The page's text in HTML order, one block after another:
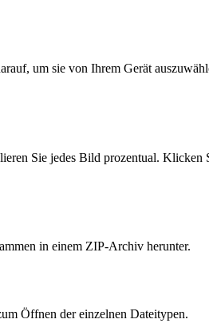
um sie von Ihrem Gerät
Sie jedes Bild prozentual.
in einem ZIP-Archiv herunter.
Öffnen der einzelnen Dateitypen.